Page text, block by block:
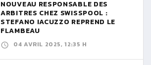
NOUVEAU RESPONSABLE DES
ARBITRES CHEZ SWISSPOOL :
STEFANO IACUZZO REPREND LE
FLAMBEAU
04 AVRIL 2025, 12:35 H